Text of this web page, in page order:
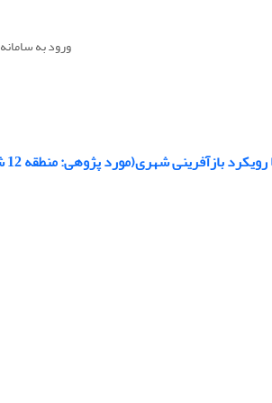
ورود به سامانه
شهری(مورد پژوهی: منطقه 12 شهر تهران)